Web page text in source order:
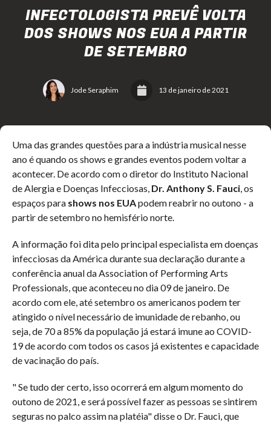
INFECTOLOGISTA PREVÊ VOLTA
DOS SHOWS NOS EUA A PARTIR
DE SETEMBRO
Jode Seraphim 13 de janeiro de 2021
Uma das grandes questões para a indústria musical nesse
ano é quando os shows e grandes eventos podem voltar a
acontecer. De acordo com o diretor do Instituto Nacional
de Alergia e Doenças Infecciosas, Dr. Anthony S. Fauci, os
espaços para shows nos EUApodem reabrir no outono - a
partir de setembro no hemisfério norte.
A informação foi dita pelo principal especialista em doenças
infecciosas da América durante sua declaração durante a
conferência anual da Association of Performing Arts
Professionals, que aconteceu no dia 09 de janeiro. De
acordo com ele, até setembro os americanos podem ter
atingido o nível necessário de imunidade de rebanho, ou
seja, de 70 a 85% da população já estará imune ao COVID-
19 de acordo com todos os casos já existentes e capacidade
de vacinação do país.
" Se tudo der certo, isso ocorrerá em algum momento do
outono de 2021, e será possível fazer as pessoas se sintirem
seguras no palco assim na platéia" disse o Dr. Fauci, que